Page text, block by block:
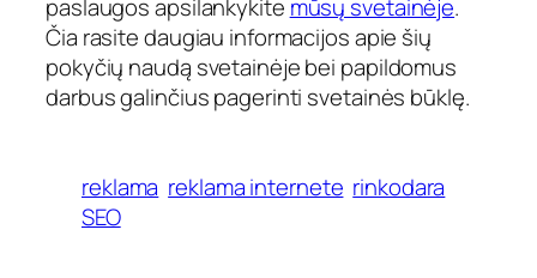
paslaugos apsilankykite mūsų svetainėje.
Čia rasite daugiau informacijos apie šių
pokyčių naudą svetainėje bei papildomus
darbus galinčius pagerinti svetainės būklę.
reklama reklama internete rinkodara
SEO